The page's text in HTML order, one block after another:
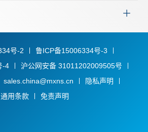
号-2
鲁ICP备15006334号-3
-4
沪公网安备 31011202009505号
sales.china@mxns.cn
隐私声明
通用条款
免责声明